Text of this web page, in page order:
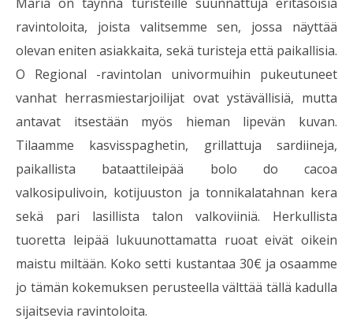
ravintoloita, joista valitsemme sen, jossa näyttää
olevan eniten asiakkaita, sekä turisteja että paikallisia.
O Regional -ravintolan univormuihin pukeutuneet
vanhat herrasmiestarjoilijat ovat ystävällisiä, mutta
antavat itsestään myös hieman lipevän kuvan.
Tilaamme kasvisspaghetin, grillattuja sardiineja,
paikallista bataattileipää bolo do cacoa
valkosipulivoin, kotijuuston ja tonnikalatahnan kera
sekä pari lasillista talon valkoviiniä. Herkullista
tuoretta leipää lukuunottamatta ruoat eivät oikein
maistu miltään. Koko setti kustantaa 30€ ja osaamme
jo tämän kokemuksen perusteella välttää tällä kadulla
sijaitsevia ravintoloita.